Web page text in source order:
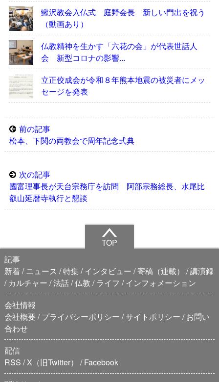
鰍沢教会入仏式 庭野会長 新しい門出を祝う
（動画あり）
仏教精神を生かす「六花の会」が代表世話人
会 新型コロナの影響...
立正佼成会が令和８年熊本地震の被災者にメッ
セージを発表
前の記事
松本、下関の両教会で周年記念式典
次の記事
國富理事長が天台宗務庁を訪問 阿部宗務総長、水尾比
叡山延暦寺執行と懇談
TOP
記事
新着
ニュース 特集 インタビュー 寄稿（連載）
講演録
カルチャー 法話 仏教 ライフ
インフォメーション
会社情報
会社概要 プライバシーポリシー サイトポリシー
お問い
合わせ
配信
RSS X（旧Twitter）
Facebook